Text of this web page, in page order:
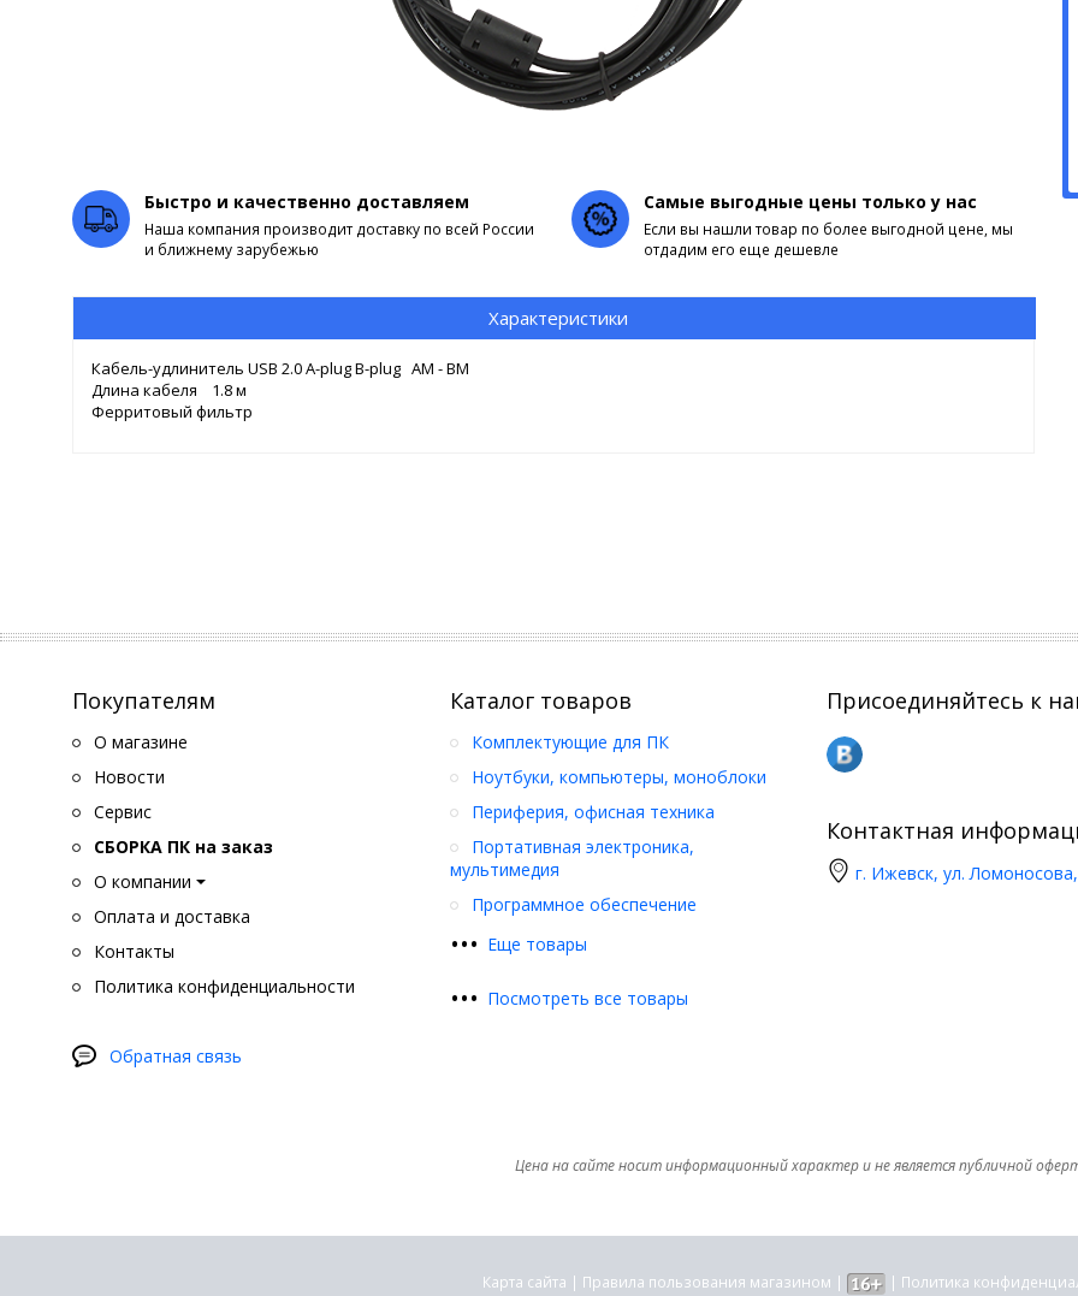
Быстро и качественно доставляем
Наша компания производит доставку по всей России
и ближнему зарубежью
Самые выгодные цены только у нас
Если вы нашли товар по более выгодной цене, мы
отдадим его еще дешевле
Характеристики
Кабель-удлинитель USB 2.0 A-plug B-plug AM - BM
Длина кабеля 1.8 м
Ферритовый фильтр
Покупателям
О магазине
Новости
Сервис
СБОРКА ПК на заказ
О компании
Оплата и доставка
Контакты
Политика конфиденциальности
Обратная связь
Каталог товаров
••• Еще товары
Комплектующие для ПК
Ноутбуки, компьютеры, моноблоки
Периферия, офисная техника
Портативная электроника,
мультимедия
Программное обеспечение
••• Посмотреть все товары
Присоединяйтесь к
Контактная
г. Ижевск, ул.
Цена на сайте носит информационный характер и не является публичной
Карта сайта | Правила пользования магазином | | Политика